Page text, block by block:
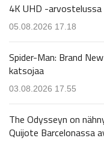
4K UHD -
05.08.2026 17.18
Spider-Man: Brand
katsojaa
03.08.2026 17.55
The Odysseyn on
Quijote Barcelonassa